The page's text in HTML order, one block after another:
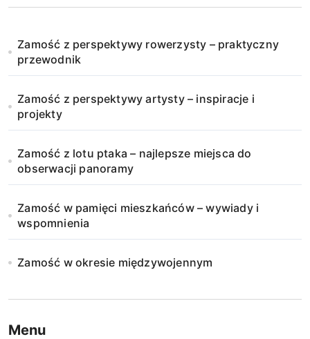
Zamość z perspektywy rowerzysty – praktyczny
przewodnik
Zamość z perspektywy artysty – inspiracje i
projekty
Zamość z lotu ptaka – najlepsze miejsca do
obserwacji panoramy
Zamość w pamięci mieszkańców – wywiady i
wspomnienia
Zamość w okresie międzywojennym
Menu